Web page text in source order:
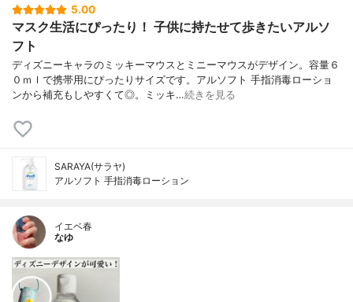
5.00
マスク生活にぴったり！ 子供に持たせて歩きたいアルソ
フト
ディズニーキャラのミッキーマウスとミニーマウスがデザイン。容量６
０ｍｌで携帯用にぴったりサイズです。アルソフト 手指消毒ローショ
ンから補充もしやすくて◎。ミッキ…続きを見る
SARAYA(サラヤ)
アルソフト 手指消毒ローション
イエベ春
なゆ